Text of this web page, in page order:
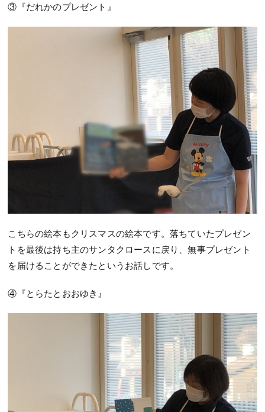
③『だれかのプレゼント』
こちらの絵本もクリスマスの絵本です。落ちていたプレゼン
トを最後は持ち主のサンタクロースに戻り、無事プレゼント
を届けることができたというお話しです。
④『とらたとおおゆき』